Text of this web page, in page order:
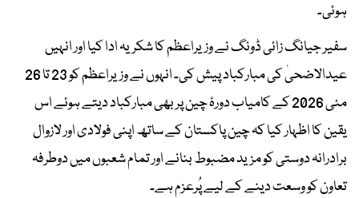
ہوئی۔
سفیر جیانگ زائی ڈونگ نے وزیراعظم کا شکریہ ادا کیا اور انہیں
عیدالاضحیٰ کی مبارکباد پیش کی۔ انہوں نے وزیراعظم کو 23 تا 26
مئی 2026 کے کامیاب دورۂ چین پر بھی مبارکباد دیتے ہوئے اس
یقین کا اظہار کیا کہ چین پاکستان کے ساتھ اپنی فولادی اور لازوال
برادرانہ دوستی کو مزید مضبوط بنانے اور تمام شعبوں میں دوطرفہ
تعاون کو وسعت دینے کے لیے پُرعزم ہے۔